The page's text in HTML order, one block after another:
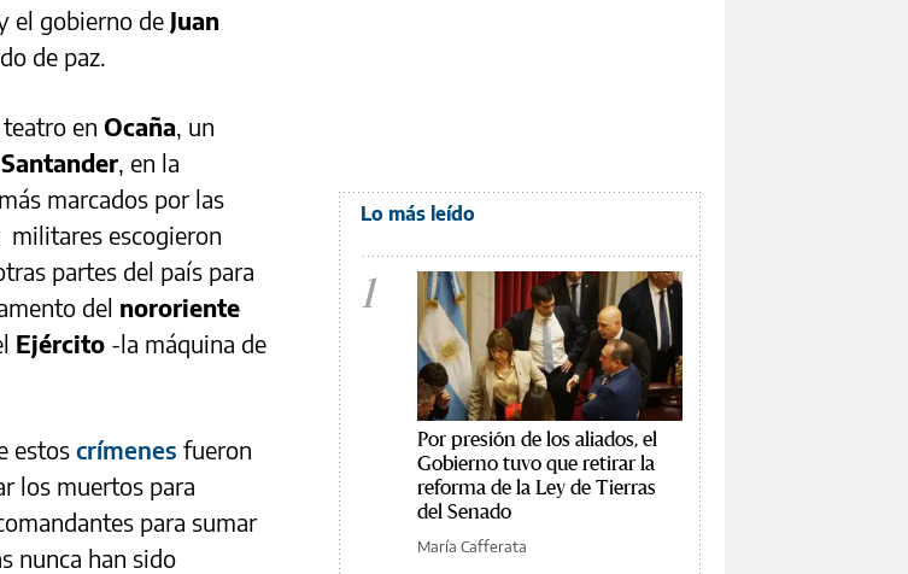
el gobierno de Juan
de paz.
en Ocaña, un
, en la
marcados por las
militares escogieron
partes del país para
del nororiente
Ejército -la máquina de
estos crímenes fueron
los muertos para
para sumar
nunca han sido
Lo más leído
1
Por presión de los aliados, el
Gobierno tuvo que retirar la
reforma de la Ley de Tierras
del Senado
María Cafferata